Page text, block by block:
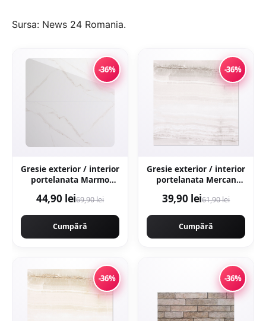
Sursa: News 24 Romania.
-36%
Gresie exterior / interior
portelanata Marmo
lucioasa rectificata tip
44,90 lei69,90 lei
Cumpără
-36%
Gresie exterior / interior
portelanata Mercan
lucioasa tip marmura
39,90 lei61,90 lei
Cumpără
-36% -36%